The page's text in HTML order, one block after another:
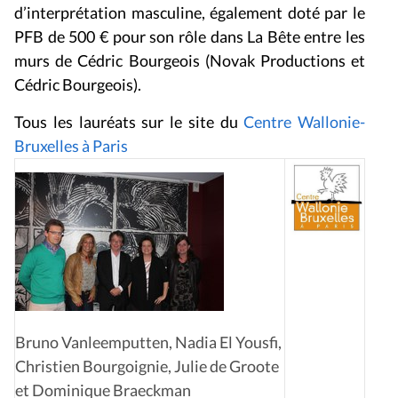
d’interprétation masculine, également doté par le
PFB de 500 € pour son rôle dans La Bête entre les
murs de Cédric Bourgeois (Novak Productions et
Cédric Bourgeois).
Tous les lauréats sur le site duCentre Wallonie-
Bruxelles à Paris
Bruno Vanleemputten, Nadia El Yousfi,
Christien Bourgoignie, Julie de Groote
et Dominique Braeckman